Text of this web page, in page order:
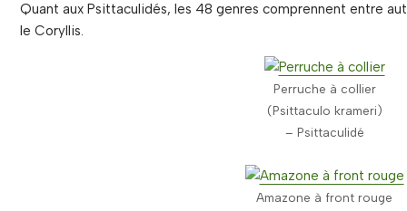
Quant aux Psittaculidés, les 48 genres comprennent entre
le Coryllis.
Perruche à collier
(Psittaculo krameri)
– Psittaculidé
Amazone à front rouge